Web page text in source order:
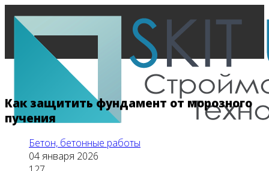
Как защитить фундамент от морозного
пучения
Бетон, бетонные работы
04 января 2026